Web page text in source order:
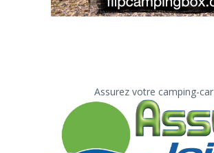
Assurez votre camping-car